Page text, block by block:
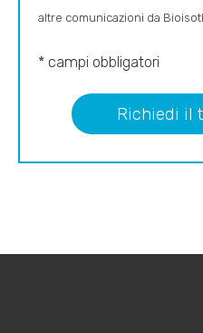
altre comunicazioni da
* campi obbligatori